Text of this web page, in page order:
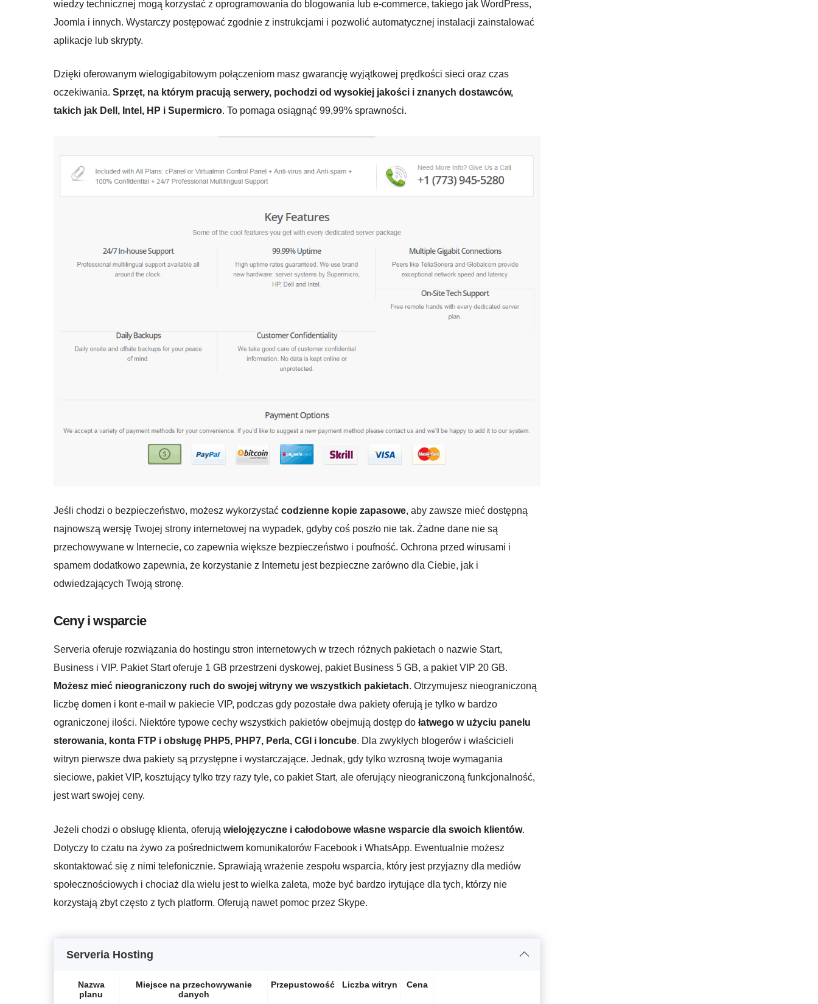
wiedzy technicznej mogą korzystać z oprogramowania do blogowania lub e-commerce, takiego jak WordPress,
Joomla i innych. Wystarczy postępować zgodnie z instrukcjami i pozwolić automatycznej instalacji zainstalować
aplikacje lub skrypty.
Dzięki oferowanym wielogigabitowym połączeniom masz gwarancję wyjątkowej prędkości sieci oraz czas
oczekiwania. Sprzęt, na którym pracują serwery, pochodzi od wysokiej jakości i znanych dostawców,
takich jak Dell, Intel, HP i Supermicro. To pomaga osiągnąć 99,99% sprawności.
Jeśli chodzi o bezpieczeństwo, możesz wykorzystać codzienne kopie zapasowe, aby zawsze mieć dostępną
najnowszą wersję Twojej strony internetowej na wypadek, gdyby coś poszło nie tak. Żadne dane nie są
przechowywane w Internecie, co zapewnia większe bezpieczeństwo i poufność. Ochrona przed wirusami i
spamem dodatkowo zapewnia, że ​​korzystanie z Internetu jest bezpieczne zarówno dla Ciebie, jak i
odwiedzających Twoją stronę.
Ceny i wsparcie
Serveria oferuje rozwiązania do hostingu stron internetowych w trzech różnych pakietach o nazwie Start,
Business i VIP. Pakiet Start oferuje 1 GB przestrzeni dyskowej, pakiet Business 5 GB, a pakiet VIP 20 GB.
Możesz mieć nieograniczony ruch do swojej witryny we wszystkich pakietach. Otrzymujesz nieograniczoną
liczbę domen i kont e-mail w pakiecie VIP, podczas gdy pozostałe dwa pakiety oferują je tylko w bardzo
ograniczonej ilości. Niektóre typowe cechy wszystkich pakietów obejmują dostęp do łatwego w użyciu panelu
sterowania, konta FTP i obsługę PHP5, PHP7, Perla, CGI i Ioncube. Dla zwykłych blogerów i właścicieli
witryn pierwsze dwa pakiety są przystępne i wystarczające. Jednak, gdy tylko wzrosną twoje wymagania
sieciowe, pakiet VIP, kosztujący tylko trzy razy tyle, co pakiet Start, ale oferujący nieograniczoną funkcjonalność,
jest wart swojej ceny.
Jeżeli chodzi o obsługę klienta, oferują wielojęzyczne i całodobowe własne wsparcie dla swoich klientów.
Dotyczy to czatu na żywo za pośrednictwem komunikatorów Facebook i WhatsApp. Ewentualnie możesz
skontaktować się z nimi telefonicznie. Sprawiają wrażenie zespołu wsparcia, który jest przyjazny dla mediów
społecznościowych i chociaż dla wielu jest to wielka zaleta, może być bardzo irytujące dla tych, którzy nie
korzystają zbyt często z tych platform. Oferują nawet pomoc przez Skype.
Serveria Hosting
Nazwa
planu
Miejsce na przechowywanie
danych
Przepustowość Liczba witryn Cena